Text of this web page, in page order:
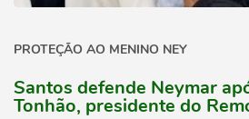
PROTEÇÃO AO MENINO NEY
Santos defende Neymar
Tonhão, presidente do